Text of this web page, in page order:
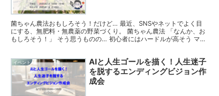
菌ちゃん農法おもしろそう！だけど… 最近、SNSやネットでよく目
にする、無肥料・無農薬の野菜づくり。 菌ちゃん農法 「なんか、お
もしろそう！」 そう思うものの… 初心者にはハードルが高そう マン
イベント
AIと人生ゴールを描く！人生迷子
を脱するエンディングビジョン作
成会